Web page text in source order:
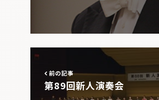
前の記事
第89回新人演奏会